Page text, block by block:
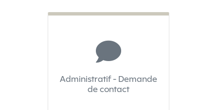
Administratif - Demande
de contact